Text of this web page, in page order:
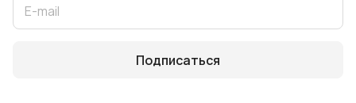
Подписаться